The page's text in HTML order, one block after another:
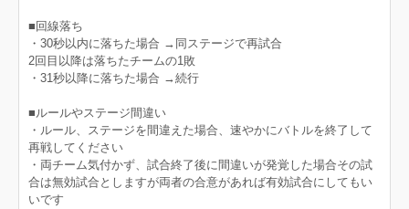
■回線落ち
・30秒以内に落ちた場合 →同ステージで再試合
2回目以降は落ちたチームの1敗
・31秒以降に落ちた場合 →続行
■ルールやステージ間違い
・ルール、ステージを間違えた場合、速やかにバトルを終了して
再戦してください
・両チーム気付かず、試合終了後に間違いが発覚した場合その試
合は無効試合としますが両者の合意があれば有効試合にしてもい
いです